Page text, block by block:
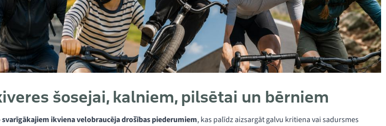
šosejai, kalniem, pilsētai un bērniem
ikviena velobraucēja drošības piederumiem, kas palīdz aizsargāt galvu kritiena vai sadursmes